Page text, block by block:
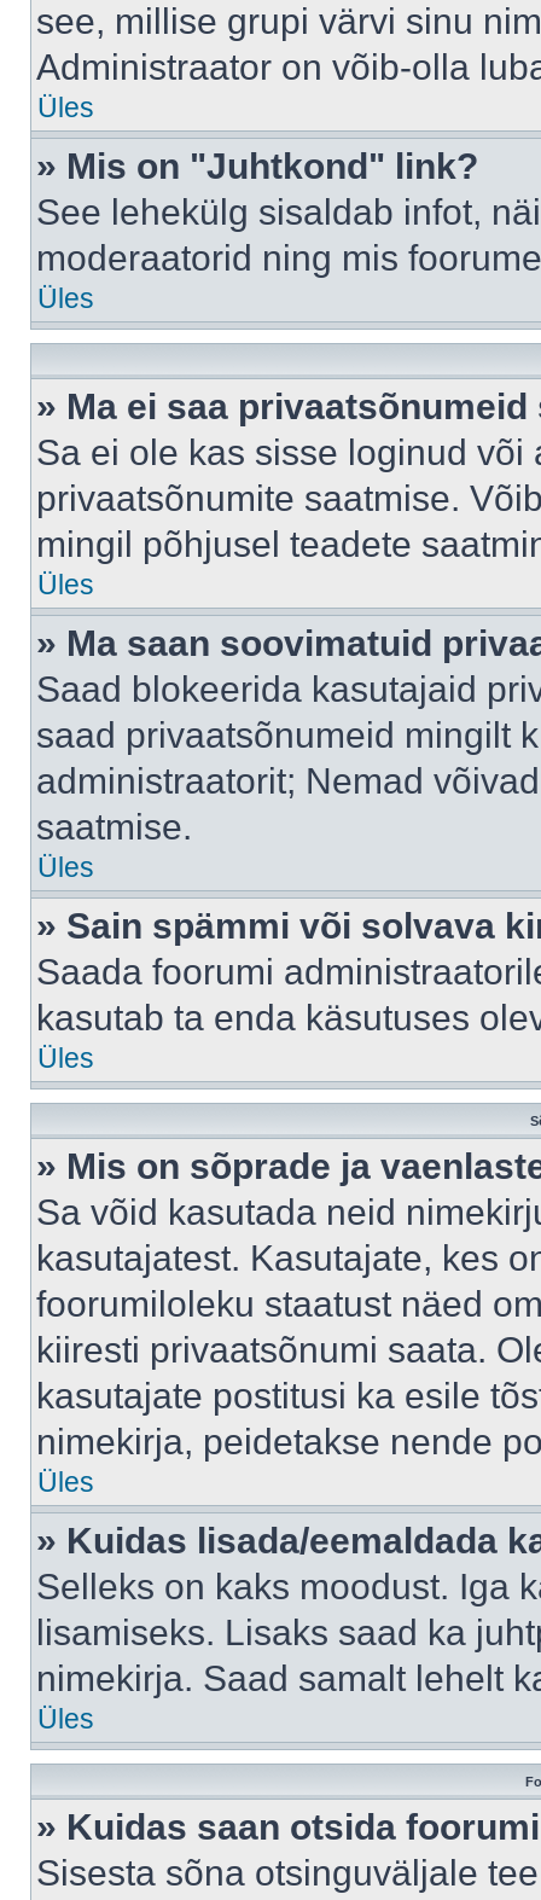
see, millise grupi värvi sinu
Administraator on võib-olla
Üles
» Mis on "Juhtkond" link?
See lehekülg sisaldab infot,
moderaatorid ning mis
Üles
» Ma ei saa privaatsõnumeid
Sa ei ole kas sisse loginud
privaatsõnumite saatmise.
mingil põhjusel teadete
Üles
» Ma saan soovimatuid
Saad blokeerida kasutajaid
saad privaatsõnumeid mingilt
administraatorit; Nemad
saatmise.
Üles
» Sain spämmi või solvava
Saada foorumi
kasutab ta enda käsutuses
Üles
» Mis on sõprade ja
Sa võid kasutada neid
kasutajatest. Kasutajate, kes
foorumiloleku staatust näed
kiiresti privaatsõnumi saata.
kasutajate postitusi ka esile
nimekirja, peidetakse nende
Üles
» Kuidas lisada/eemaldada
Selleks on kaks moodust. Iga
lisamiseks. Lisaks saad ka
nimekirja. Saad samalt lehelt
Üles
» Kuidas saan otsida
Sisesta sõna otsinguväljale